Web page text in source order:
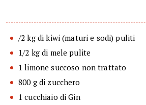
/2 kg di kiwi (maturi e sodi) puliti
1/2 kg di mele pulite
1 limone succoso non trattato
800 g di zucchero
1 cucchiaio di Gin